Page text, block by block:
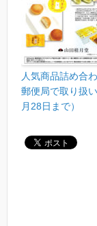
人気商品詰め合
郵便局で取り扱
月28日まで）